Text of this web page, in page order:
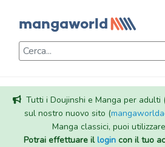
Tutti i Doujinshi e Manga per
sul nostro nuovo sito (
Manga classici, puoi utilizzare
Potrai effettuare illogincon il tuo